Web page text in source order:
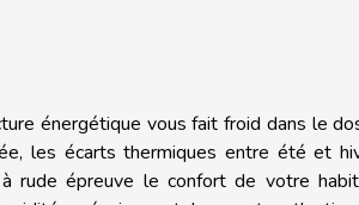
énergétique vous fait froid dans le
les écarts thermiques entre été et
rude épreuve le confort de votre